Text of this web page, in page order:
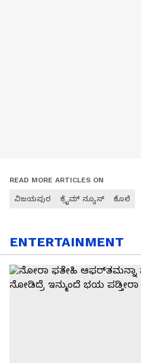
READ MORE ARTICLES ON
ವಿಜಯಪುರ ಕ್ರೈಮ್ ನ್ಯೂಸ್ ಕೊಲೆ
ENTERTAINMENT